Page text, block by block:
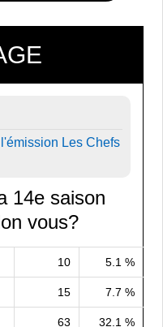
Les Chefs
14e saison
vous?
10 5.1 %
15 7.7 %
63 32.1 %